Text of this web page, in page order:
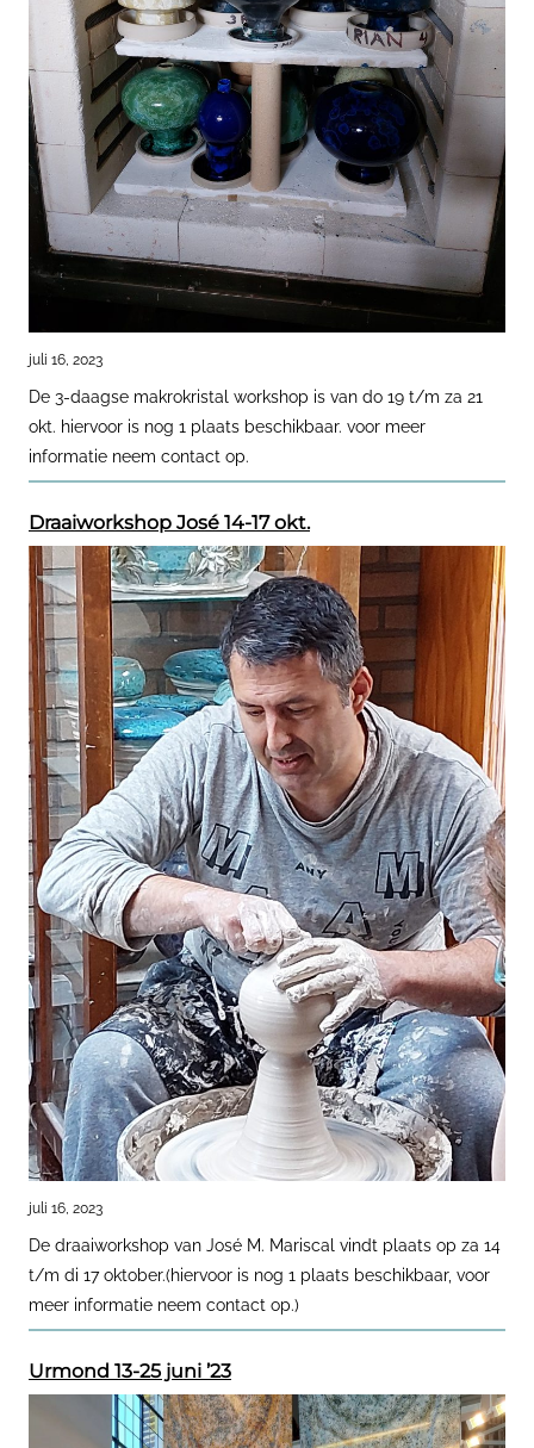
juli 16, 2023
De 3-daagse makrokristal workshop is van do 19 t/m za 21
okt. hiervoor is nog 1 plaats beschikbaar. voor meer
informatie neem contact op.
Draaiworkshop José 14-17 okt.
juli 16, 2023
De draaiworkshop van José M. Mariscal vindt plaats op za 14
t/m di 17 oktober.(hiervoor is nog 1 plaats beschikbaar, voor
meer informatie neem contact op.)
Urmond 13-25 juni ’23